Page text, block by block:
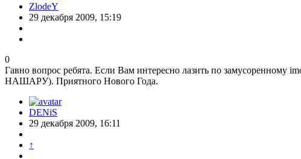
ZlodeY
29 декабря 2009, 15:19
0
Гавно вопрос ребята. Если Вам интересно лазить по
НАШАРУ). Приятного Нового Года.
DENiS
29 декабря 2009, 16:11
↑